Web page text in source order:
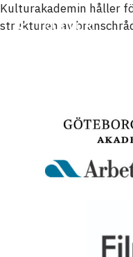
Kulturakademin håller
strukturen av